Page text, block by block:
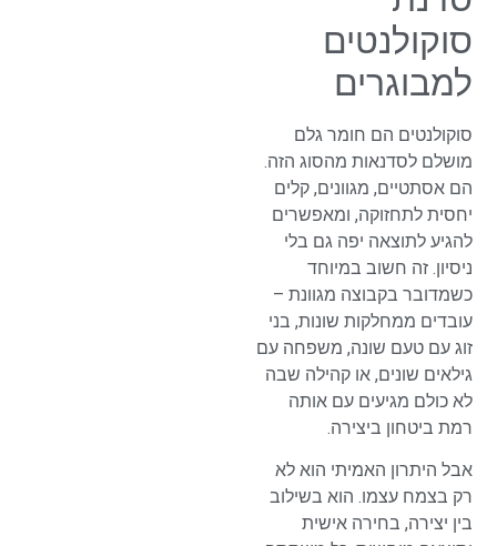
סוקולנטים
למבוגרים
סוקולנטים הם חומר גלם
מושלם לסדנאות מהסוג הזה.
הם אסתטיים, מגוונים, קלים
יחסית לתחזוקה, ומאפשרים
להגיע לתוצאה יפה גם בלי
ניסיון. זה חשוב במיוחד
כשמדובר בקבוצה מגוונת –
עובדים ממחלקות שונות, בני
זוג עם טעם שונה, משפחה עם
גילאים שונים, או קהילה שבה
לא כולם מגיעים עם אותה
רמת ביטחון ביצירה.
אבל היתרון האמיתי הוא לא
רק בצמח עצמו. הוא בשילוב
בין יצירה, בחירה אישית